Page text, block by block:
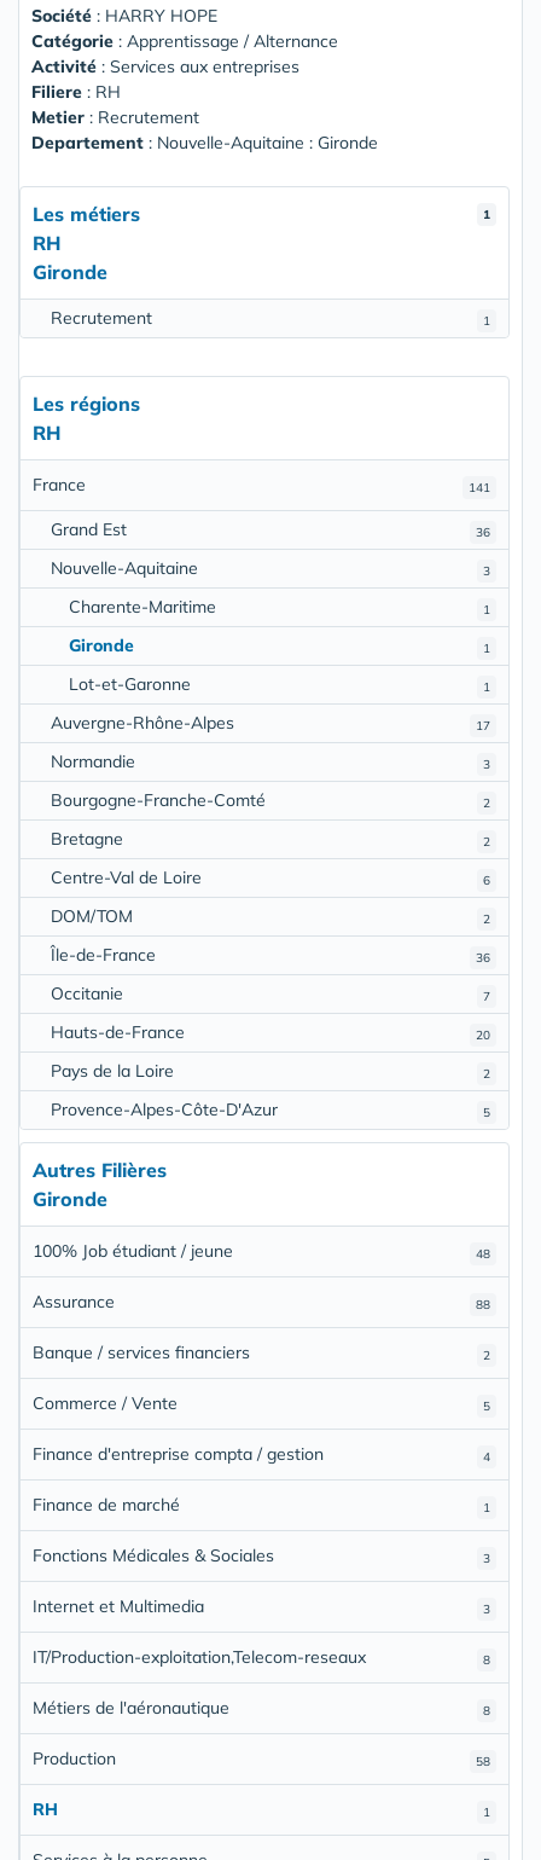
Société : HARRY HOPE
Catégorie : Apprentissage / Alternance
Activité : Services aux entreprises
Filiere : RH
Metier : Recrutement
Departement : Nouvelle-Aquitaine : Gironde
1
Les métiers
RH
Gironde
1
Recrutement
Les régions
RH
141
France
36
Grand Est
3
Nouvelle-Aquitaine
1
Charente-Maritime
1
Gironde
1
Lot-et-Garonne
17
Auvergne-Rhône-Alpes
3
Normandie
2
Bourgogne-Franche-Comté
2
Bretagne
6
Centre-Val de Loire
2
DOM/TOM
36
Île-de-France
7
Occitanie
20
Hauts-de-France
2
Pays de la Loire
5
Provence-Alpes-Côte-D'Azur
Autres Filières
Gironde
48
100% Job étudiant / jeune
88
Assurance
2
Banque / services financiers
5
Commerce / Vente
4
Finance d'entreprise compta / gestion
1
Finance de marché
3
Fonctions Médicales & Sociales
3
Internet et Multimedia
8
IT/Production-exploitation,Telecom-reseaux
8
Métiers de l'aéronautique
58
Production
1
RH